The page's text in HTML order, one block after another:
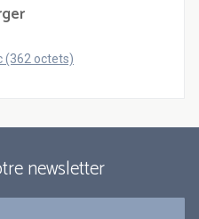
(362 octets)
newsletter